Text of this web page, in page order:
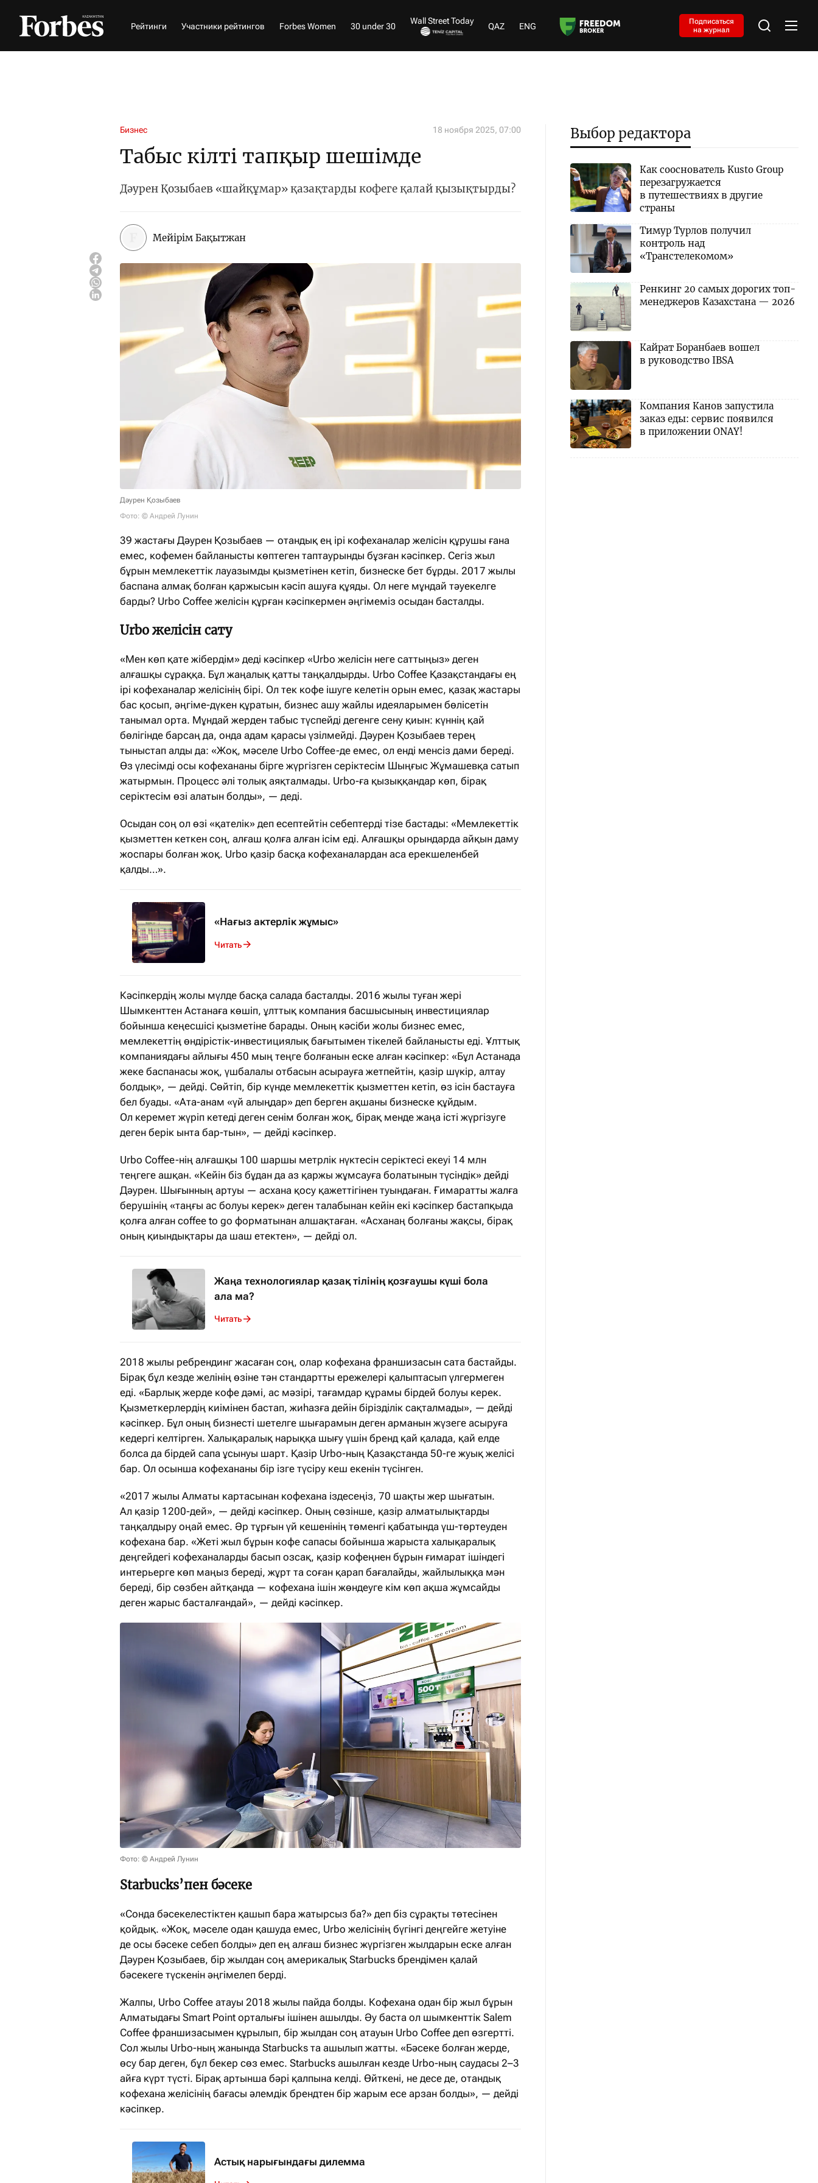
Рейтинги Участники рейтингов Forbes Women 30 under 30
Wall Street Today
QAZ ENG
Подписаться
на журнал
Бизнес 18 ноября 2025, 07:00
Табыс кілті тапқыр шешімде
Дәурен Қозыбаев «шайқұмар» қазақтарды кофеге қалай қызықтырды?
Мейірім Бақытжан
Дәурен Қозыбаев
Фото: © Андрей Лунин
39 жастағы Дәурен Қозыбаев — отандық ең ірі кофеханалар желісін құрушы ғана
емес, кофемен байланысты көптеген таптаурынды бұзған кәсіпкер. Сегіз жыл
бұрын мемлекеттік лауазымды қызметінен кетіп, бизнеске бет бұрды. 2017 жылы
баспана алмақ болған қаржысын кәсіп ашуға құяды. Ол неге мұндай тәуекелге
барды? Urbo Coffee желісін құрған кәсіпкермен әңгімеміз осыдан басталды.
Urbo желісін сату
«Мен көп қате жібердім» деді кәсіпкер «Urbo желісін неге саттыңыз» деген
алғашқы сұраққа. Бұл жаңалық қатты таңқалдырды. Urbo Coffee Қазақстандағы ең
ірі кофеханалар желісінің бірі. Ол тек кофе ішуге келетін орын емес, қазақ жастары
бас қосып, әңгіме-дүкен құратын, бизнес ашу жайлы идеяларымен бөлісетін
танымал орта. Мұндай жерден табыс түспейді дегенге сену қиын: күннің қай
бөлігінде барсаң да, онда адам қарасы үзілмейді. Дәурен Қозыбаев терең
тыныстап алды да: «Жоқ, мәселе Urbo Coffee-де емес, ол енді менсіз дами береді.
Өз үлесімді осы кофехананы бірге жүргізген серіктесім Шыңғыс Жұмашевқа сатып
жатырмын. Процесс әлі толық аяқталмады. Urbo-ға қызыққандар көп, бірақ
серіктесім өзі алатын болды», — деді.
Осыдан соң ол өзі «қателік» деп есептейтін себептерді тізе бастады: «Мемлекеттік
қызметтен кеткен соң, алғаш қолға алған ісім еді. Алғашқы орындарда айқын даму
жоспары болған жоқ. Urbo қазір басқа кофеханалардан аса ерекшеленбей
қалды…».
«Нағыз актерлік жұмыс»
Читать
Кәсіпкердің жолы мүлде басқа салада басталды. 2016 жылы туған жері
Шымкенттен Астанаға көшіп, ұлттық компания басшысының инвестициялар
бойынша кеңесшісі қызметіне барады. Оның кәсіби жолы бизнес емес,
мемлекеттің өндірістік-инвестициялық бағытымен тікелей байланысты еді. Ұлттық
компаниядағы айлығы 450 мың теңге болғанын еске алған кәсіпкер: «Бұл Астанада
жеке баспанасы жоқ, үшбалалы отбасын асырауға жетпейтін, қазір шүкір, алтау
болдық», — дейді. Сөйтіп, бір күнде мемлекеттік қызметтен кетіп, өз ісін бастауға
бел буады. «Ата-анам «үй алыңдар» деп берген ақшаны бизнеске құйдым.
Ол керемет жүріп кетеді деген сенім болған жоқ, бірақ менде жаңа істі жүргізуге
деген берік ынта бар-тын», — дейді кәсіпкер.
Urbo Coffee-нің алғашқы 100 шаршы метрлік нүктесін серіктесі екеуі 14 млн
теңгеге ашқан. «Кейін біз бұдан да аз қаржы жұмсауға болатынын түсіндік» дейді
Дәурен. Шығынның артуы — асхана қосу қажеттігінен туындаған. Ғимаратты жалға
берушінің «таңғы ас болуы керек» деген талабынан кейін екі кәсіпкер бастапқыда
қолға алған coffee to go форматынан алшақтаған. «Асханаң болғаны жақсы, бірақ
оның қиындықтары да шаш етектен», — дейді ол.
Жаңа технологиялар қазақ тілінің қозғаушы күші бола
ала ма?
Читать
2018 жылы ребрендинг жасаған соң, олар кофехана франшизасын сата бастайды.
Бірақ бұл кезде желінің өзіне тән стандартты ережелері қалыптасып үлгермеген
еді. «Барлық жерде кофе дәмі, ас мәзірі, тағамдар құрамы бірдей болуы керек.
Қызметкерлердің киімінен бастап, жиһазға дейін бірізділік сақталмады», — дейді
кәсіпкер. Бұл оның бизнесті шетелге шығарамын деген арманын жүзеге асыруға
кедергі келтірген. Халықаралық нарыққа шығу үшін бренд қай қалада, қай елде
болса да бірдей сапа ұсынуы шарт. Қазір Urbo-ның Қазақстанда 50-ге жуық желісі
бар. Ол осынша кофехананы бір ізге түсіру кеш екенін түсінген.
«2017 жылы Алматы картасынан кофехана іздесеңіз, 70 шақты жер шығатын.
Ал қазір 1200-дей», — дейді кәсіпкер. Оның сөзінше, қазір алматылықтарды
таңқалдыру оңай емес. Әр тұрғын үй кешенінің төменгі қабатында үш-төртеуден
кофехана бар. «Жеті жыл бұрын кофе сапасы бойынша жарыста халықаралық
деңгейдегі кофеханаларды басып озсақ, қазір кофеңнен бұрын ғимарат ішіндегі
интерьерге көп маңыз береді, жұрт та соған қарап бағалайды, жайлылыққа мән
береді, бір сөзбен айтқанда — кофехана ішін жөндеуге кім көп ақша жұмсайды
деген жарыс басталғандай», — дейді кәсіпкер.
Фото: © Андрей Лунин
Starbucks’пен бәсеке
«Сонда бәсекелестіктен қашып бара жатырсыз ба?» деп біз сұрақты төтесінен
қойдық. «Жоқ, мәселе одан қашуда емес, Urbo желісінің бүгінгі деңгейге жетуіне
де осы бәсеке себеп болды» деп ең алғаш бизнес жүргізген жылдарын еске алған
Дәурен Қозыбаев, бір жылдан соң америкалық Starbucks брендімен қалай
бәсекеге түскенін әңгімелеп берді.
Жалпы, Urbo Coffee атауы 2018 жылы пайда болды. Кофехана одан бір жыл бұрын
Алматыдағы Smart Point орталығы ішінен ашылды. Әу баста ол шымкенттік Salem
Coffee франшизасымен құрылып, бір жылдан соң атауын Urbo Coffee деп өзгертті.
Сол жылы Urbo-ның жанында Starbucks та ашылып жатты. «Бәсеке болған жерде,
өсу бар деген, бұл бекер сөз емес. Starbucks ашылған кезде Urbo-ның саудасы 2–3
айға күрт түсті. Бірақ артынша бәрі қалпына келді. Өйткені, не десе де, отандық
кофехана желісінің бағасы әлемдік брендтен бір жарым есе арзан болды», — дейді
кәсіпкер.
Астық нарығындағы дилемма
Выбор редактора
Как сооснователь Kusto Group
перезагружается
в путешествиях в другие
страны
Тимур Турлов получил
контроль над
«Транстелекомом»
Ренкинг 20 самых дорогих топ-
менеджеров Казахстана — 2026
Кайрат Боранбаев вошел
в руководство IBSA
Компания Канов запустила
заказ еды: сервис появился
в приложении ONAY!